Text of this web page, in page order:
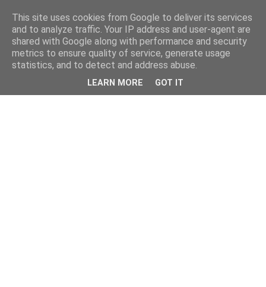
This site uses cookies from Google to deliver its services
and to analyze traffic. Your IP address and user-agent are
shared with Google along with performance and security
metrics to ensure quality of service, generate usage
statistics, and to detect and address abuse.
LEARN MORE GOT IT